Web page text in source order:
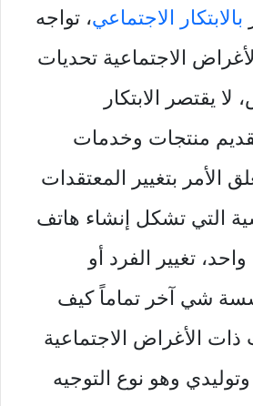
بالابتكار الاجتماعي، تواجه
الاجتماعية تحديات
يقتصر الابتكار
منتجات وخدمات
الأمر بتغيير المعتقدات
التي تشكل إنشاء هاتف
تغيير الفرد أو
شي آخر تماماً كيف
الأغراض الاجتماعية
وهو نوع التوجيه